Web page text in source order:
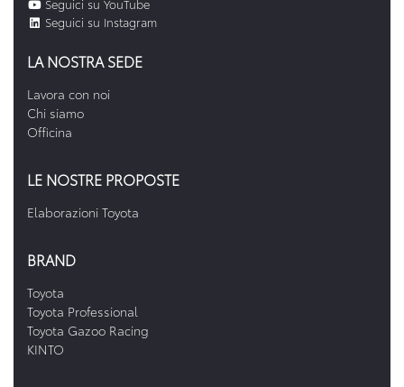
Seguici su YouTube
Seguici su Instagram
LA NOSTRA SEDE
Lavora con noi
Chi siamo
Officina
LE NOSTRE PROPOSTE
Elaborazioni Toyota
BRAND
Toyota
Toyota Professional
Toyota Gazoo Racing
KINTO